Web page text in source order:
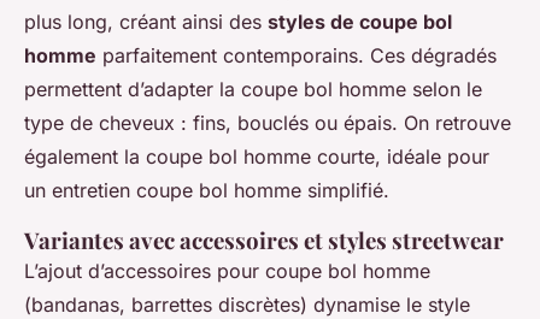
plus long, créant ainsi des styles de coupe bol
homme parfaitement contemporains. Ces dégradés
permettent d’adapter la coupe bol homme selon le
type de cheveux : fins, bouclés ou épais. On retrouve
également la coupe bol homme courte, idéale pour
un entretien coupe bol homme simplifié.
Variantes avec accessoires et styles streetwear
L’ajout d’accessoires pour coupe bol homme
(bandanas, barrettes discrètes) dynamise le style